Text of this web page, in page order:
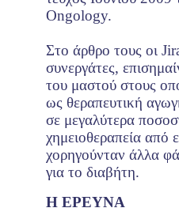
Ongology.
Στο άρθρο τους οι
συνεργάτες,
του μαστού στους
ως θεραπευτική
σε μεγαλύτερα
χημειοθεραπεία από
χορηγούνταν άλλα
για το διαβήτη.
Η ΕΡΕΥΝΑ